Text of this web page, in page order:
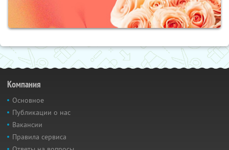
Компания
Основное
Публикации о нас
Вакансии
Правила сервиса